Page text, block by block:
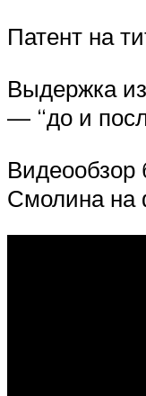
Патент на
Выдержка
— “до и
Видеообзор
Смолина на